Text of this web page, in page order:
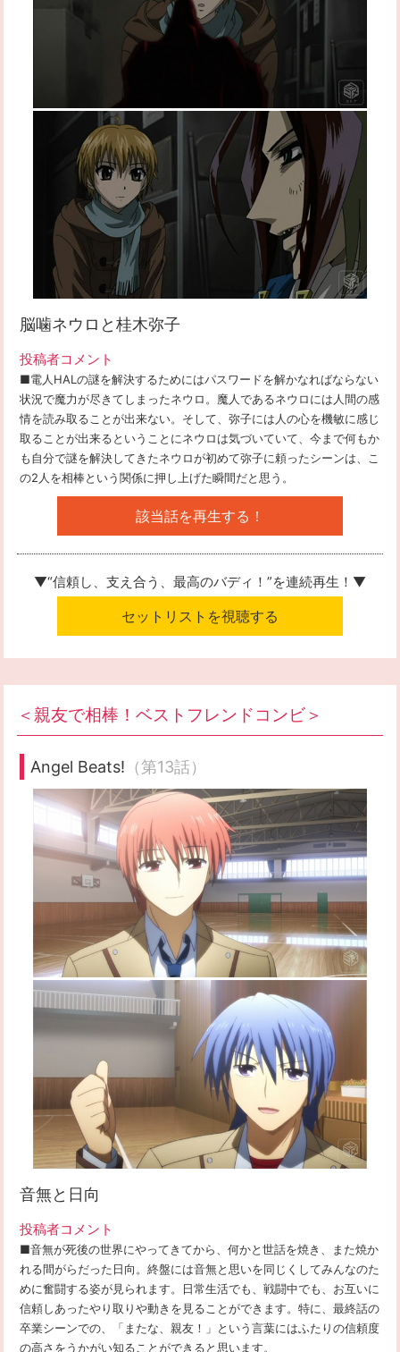
脳噛ネウロと桂木弥子
投稿者コメント
■電人HALの謎を解決するためにはパスワードを解かなればならない
状況で魔力が尽きてしまったネウロ。魔人であるネウロには人間の感
情を読み取ることが出来ない。そして、弥子には人の心を機敏に感じ
取ることが出来るということにネウロは気づいていて、今まで何もか
も自分で謎を解決してきたネウロが初めて弥子に頼ったシーンは、こ
の2人を相棒という関係に押し上げた瞬間だと思う。
該当話を再生する！
▼“信頼し、支え合う、最高のバディ！”を連続再生！▼
セットリストを視聴する
＜親友で相棒！ベストフレンドコンビ＞
Angel Beats! （第13話）
音無と日向
投稿者コメント
■音無が死後の世界にやってきてから、何かと世話を焼き、また焼か
れる間がらだった日向。終盤には音無と思いを同じくしてみんなのた
めに奮闘する姿が見られます。日常生活でも、戦闘中でも、お互いに
信頼しあったやり取りや動きを見ることができます。特に、最終話の
卒業シーンでの、「またな、親友！」という言葉にはふたりの信頼度
の高さをうかがい知ることができると思います。